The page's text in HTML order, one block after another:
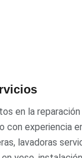
en la
con experiencia
lavadoras